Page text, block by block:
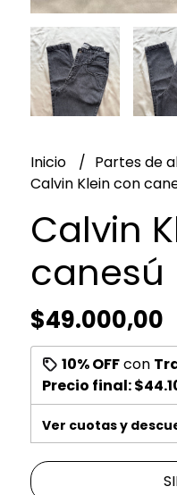
Inicio
Partes de
Calvin Klein con
Calvin
canesú
$49.000,00
10% OFFcon
Precio final:
Ver cuotas y